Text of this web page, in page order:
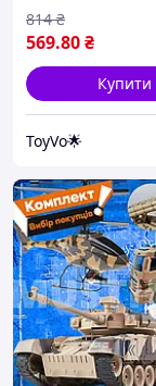
569.80₴
814 ₴
Купити
ToyVo🌟